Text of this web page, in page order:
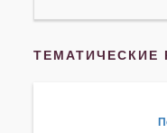
ТЕМАТИЧЕСКИЕ